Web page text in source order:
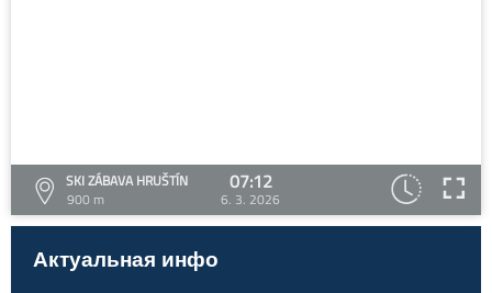
SKI ZÁBAVA HRUŠTÍN
900 m
07:12
6. 3. 2026
Актуальная инфо